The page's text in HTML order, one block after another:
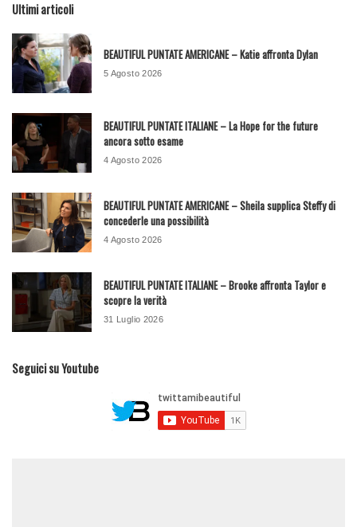
Ultimi articoli
BEAUTIFUL PUNTATE AMERICANE – Katie affronta Dylan
5 Agosto 2026
BEAUTIFUL PUNTATE ITALIANE – La Hope for the future
ancora sotto esame
4 Agosto 2026
BEAUTIFUL PUNTATE AMERICANE – Sheila supplica Steffy di
concederle una possibilità
4 Agosto 2026
BEAUTIFUL PUNTATE ITALIANE – Brooke affronta Taylor e
scopre la verità
31 Luglio 2026
Seguici su Youtube